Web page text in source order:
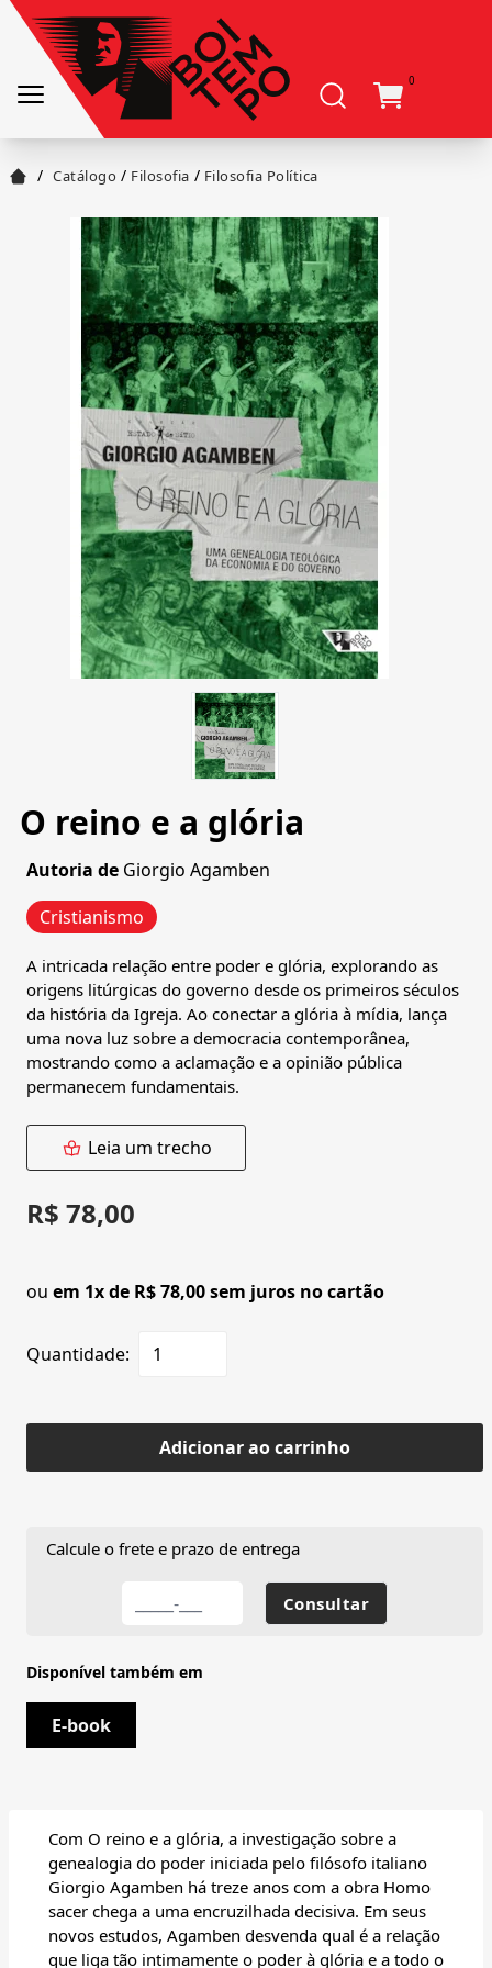
0
/ Catálogo / Filosofia / Filosofia Política
O reino e a glória
Autoria de Giorgio Agamben
Cristianismo
A intricada relação entre poder e glória, explorando as
origens litúrgicas do governo desde os primeiros séculos
da história da Igreja. Ao conectar a glória à mídia, lança
uma nova luz sobre a democracia contemporânea,
mostrando como a aclamação e a opinião pública
permanecem fundamentais.
Leia um trecho
R$ 78,00
ou em 1x de R$ 78,00 sem juros no cartão
Quantidade:
Adicionar ao carrinho
Calcule o frete e prazo de entrega
Disponível também em
E-book
Com O reino e a glória, a investigação sobre a
genealogia do poder iniciada pelo filósofo italiano
Giorgio Agamben há treze anos com a obra Homo
sacer chega a uma encruzilhada decisiva. Em seus
novos estudos, Agamben desvenda qual é a relação
que liga tão intimamente o poder à glória e a todo o